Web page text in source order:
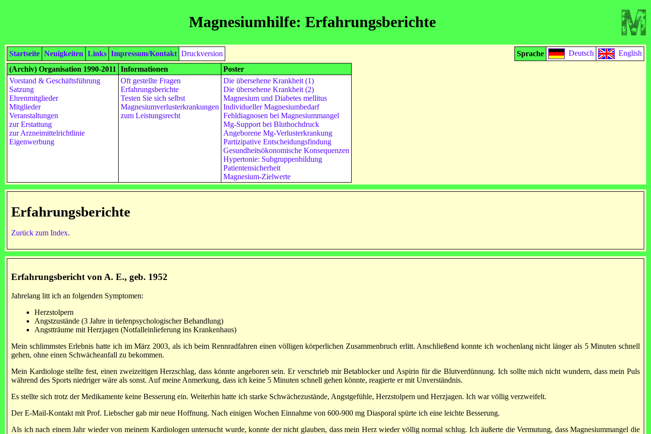
Magnesiumhilfe: Erfahrungsberichte
Startseite Neuigkeiten Links Impressum/Kontakt Druckversion Sprache Deutsch
English
(Archiv) Organisation 1990-2011
Informationen
Poster
Vorstand & Geschäftsführung
Satzung
Ehrenmitglieder
Mitglieder
Veranstaltungen
zur Erstattung
zur Arzneimittelrichtlinie
Eigenwerbung
Oft gestellte Fragen
Erfahrungsberichte
Testen Sie sich selbst
Magnesiumverlusterkrankungen
zum Leistungsrecht
Die übersehene Krankheit (1)
Die übersehene Krankheit (2)
Magnesium und Diabetes mellitus
Individueller Magnesiumbedarf
Fehldiagnosen bei Magnesiummangel
Mg-Support bei Bluthochdruck
Angeborene Mg-Verlusterkrankung
Partizipative Entscheidungsfindung
Gesundheitsökonomische Konsequenzen
Hypertonie: Subgruppenbildung
Patientensicherheit
Magnesium-Zielwerte
Erfahrungsberichte
Zurück zum Index.
Erfahrungsbericht von A. E., geb. 1952
Jahrelang litt ich an folgenden Symptomen:
Herzstolpern
Angstzustände (3 Jahre in tiefenpsychologischer Behandlung)
Angstträume mit Herzjagen (Notfalleinlieferung ins Krankenhaus)
Mein schlimmstes Erlebnis hatte ich im März 2003, als ich beim Rennradfahren einen völligen körperlichen Zusammenbruch erlitt. Anschließend konnte ich wochenlang nicht länger als 5 Minuten schnell
gehen, ohne einen Schwächeanfall zu bekommen.
Mein Kardiologe stellte fest, einen zweizeitigen Herzschlag, dass könnte angeboren sein. Er verschrieb mir Betablocker und Aspirin für die Blutverdünnung. Ich sollte mich nicht wundern, dass mein Puls
während des Sports niedriger wäre als sonst. Auf meine Anmerkung, dass ich keine 5 Minuten schnell gehen könnte, reagierte er mit Unverständnis.
Es stellte sich trotz der Medikamente keine Besserung ein. Weiterhin hatte ich starke Schwächezustände, Angstgefühle, Herzstolpern und Herzjagen. Ich war völlig verzweifelt.
Der E-Mail-Kontakt mit Prof. Liebscher gab mir neue Hoffnung. Nach einigen Wochen Einnahme von 600-900 mg Diasporal spürte ich eine leichte Besserung.
Als ich nach einem Jahr wieder von meinem Kardiologen untersucht wurde, konnte der nicht glauben, dass mein Herz wieder völlig normal schlug. Ich äußerte die Vermutung, dass Magnesiummangel die